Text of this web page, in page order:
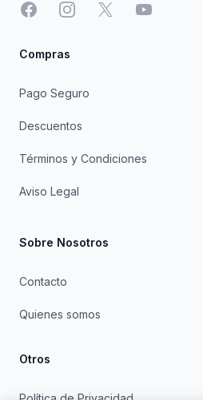
FacebookInstagram
X YouTube
Compras
Pago Seguro
Descuentos
Términos y Condiciones
Aviso Legal
Sobre Nosotros
Contacto
Quienes somos
Otros